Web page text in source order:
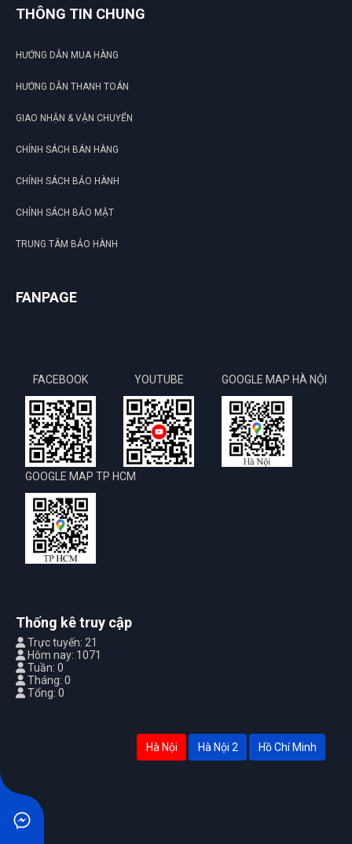
THÔNG TIN CHUNG
HƯỚNG DẪN MUA HÀNG
HƯỚNG DẪN THANH TOÁN
GIAO NHẬN & VẬN CHUYỂN
CHÍNH SÁCH BÁN HÀNG
CHÍNH SÁCH BẢO HÀNH
CHÍNH SÁCH BẢO MẬT
TRUNG TÂM BẢO HÀNH
FANPAGE
FACEBOOK YOUTUBE GOOGLE MAP HÀ NỘI
GOOGLE MAP TP HCM
Thống kê truy cập
Trực tuyến: 21
Hôm nay: 1071
Tuần: 0
Tháng: 0
Tổng: 0
Hà Nội Hà Nội 2 Hồ Chí Minh